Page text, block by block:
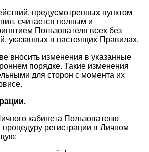
предусмотренных пунктом
считается полным и
Пользователя всех без
указанных в настоящих Правилах.
вносить изменения в указанные
порядке. Такие изменения
для сторон с момента их
кабинета Пользователю
регистрации в Личном